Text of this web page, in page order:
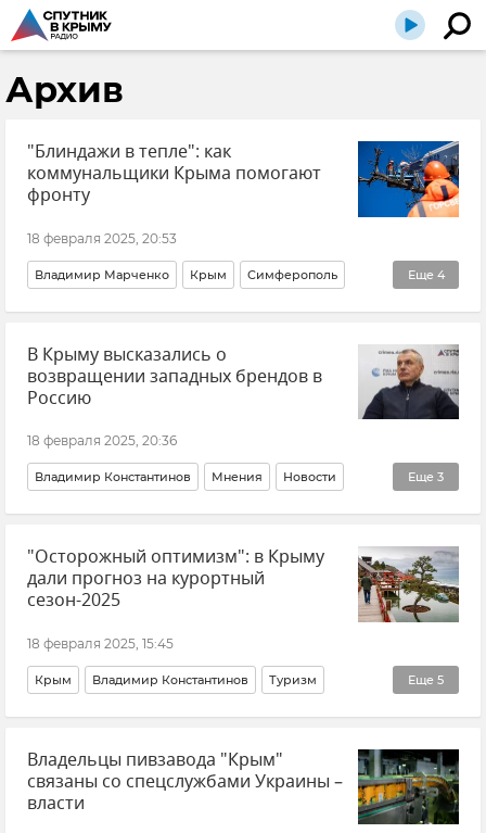
Архив
"Блиндажи в тепле": как
коммунальщики Крыма помогают
фронту
18 февраля 2025, 20:53
Еще 4
Владимир Марченко Крым Симферополь
Обрезка деревьев в Симферополе
Помощь бойцам СВО Общество
В Крыму высказались о
возвращении западных брендов в
Россию
18 февраля 2025, 20:36
Еще 3
Владимир Константинов Мнения Новости
Россия Санкции против России
Коллективный Запад
"Осторожный оптимизм": в Крыму
дали прогноз на курортный
сезон-2025
18 февраля 2025, 15:45
Еще 5
Крым Владимир Константинов Туризм
Туризм в Крыму Внутренний туризм Общество
Новости Крыма
Государственный совет РК (Госсовет)
Владельцы пивзавода "Крым"
связаны со спецслужбами Украины –
власти